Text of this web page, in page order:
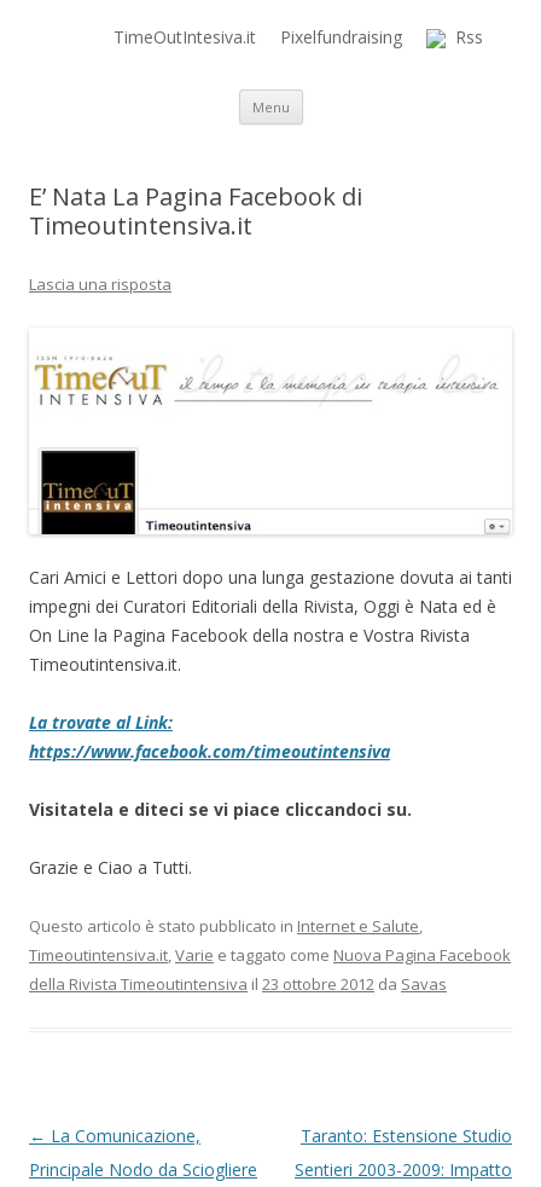
Time Out Intensiva Blog
il tempo e la memoria in terapia intensiva
TimeOutIntesiva.it Pixelfundraising Rss
Menu Vai al contenuto
E’ Nata La Pagina Facebook di
Timeoutintensiva.it
Lascia una risposta
Cari Amici e Lettori dopo una lunga gestazione dovuta ai tanti
impegni dei Curatori Editoriali della Rivista, Oggi è Nata ed è
On Line la Pagina Facebook della nostra e Vostra Rivista
Timeoutintensiva.it.
La trovate al Link:
https://www.facebook.com/timeoutintensiva
Visitatela e diteci se vi piace cliccandoci su.
Grazie e Ciao a Tutti.
Questo articolo è stato pubblicato in Internet e Salute,
Timeoutintensiva.it,Varie e taggato come Nuova Pagina Facebook
della Rivista Timeoutintensiva il 23 ottobre 2012 da Savas
Navigazione articolo
← La Comunicazione,
Principale Nodo da Sciogliere
Taranto: Estensione Studio
Sentieri 2003-2009: Impatto